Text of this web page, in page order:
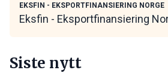
EKSFIN - EKSPORTFINANSIERING NORGE
Eksfin - Eksportfinansiering
Siste nytt